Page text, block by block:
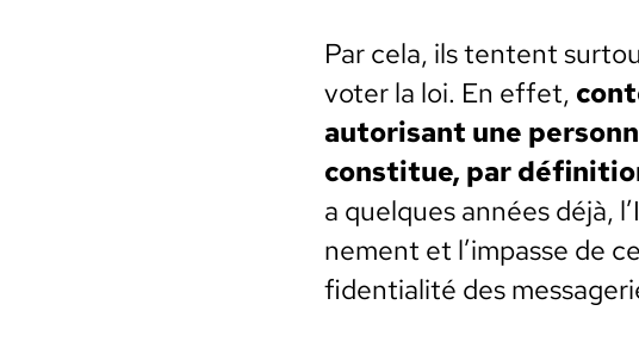
Par cela, ils ten­tent
vot­er la loi. En effet,
autorisant une
con­stitue, par
a quelques années déjà,
nement et l’impasse de
fi­den­tial­ité des